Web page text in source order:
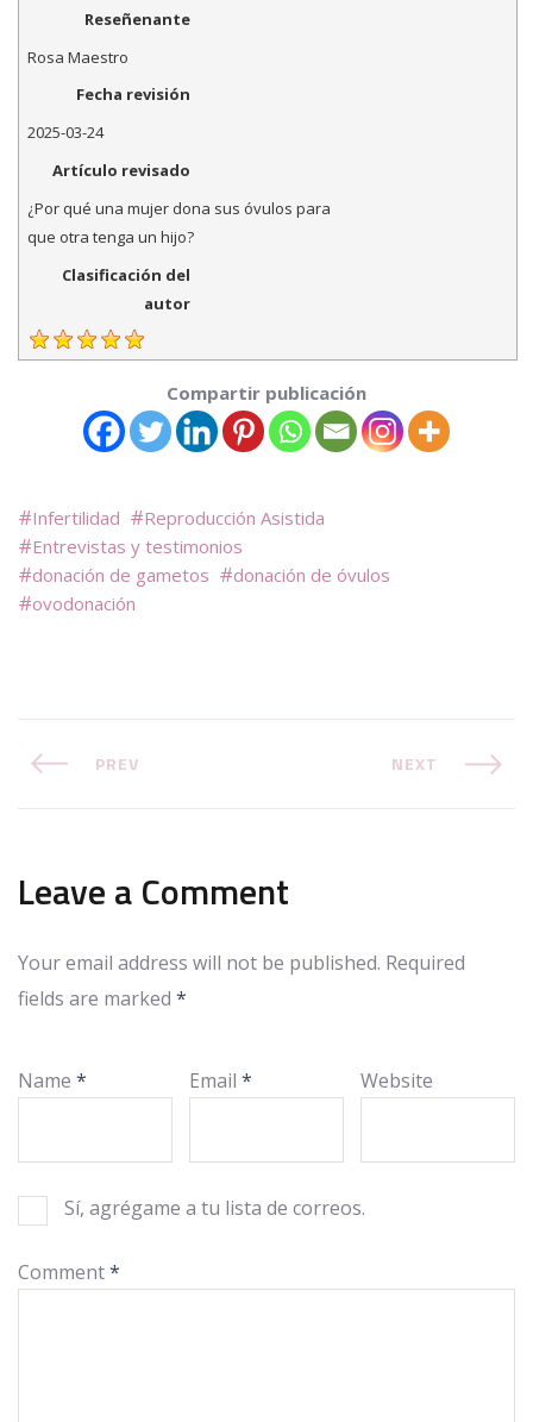
Reseñenante
Rosa Maestro
Fecha revisión
2025-03-24
Artículo revisado
¿Por qué una mujer dona sus óvulos para
que otra tenga un hijo?
Clasificación del
autor
Compartir publicación
Infertilidad
Reproducción Asistida
Entrevistas y testimonios
donación de gametos
donación de óvulos
ovodonación
PREV NEXT
Leave a Comment
Your email address will not be published. Required
fields are marked *
Name * Email* Website
Sí, agrégame a tu lista de correos.
Comment*